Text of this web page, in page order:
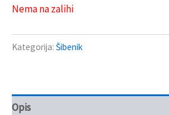
Nema na zalihi
Kategorija: Šibenik
Opis